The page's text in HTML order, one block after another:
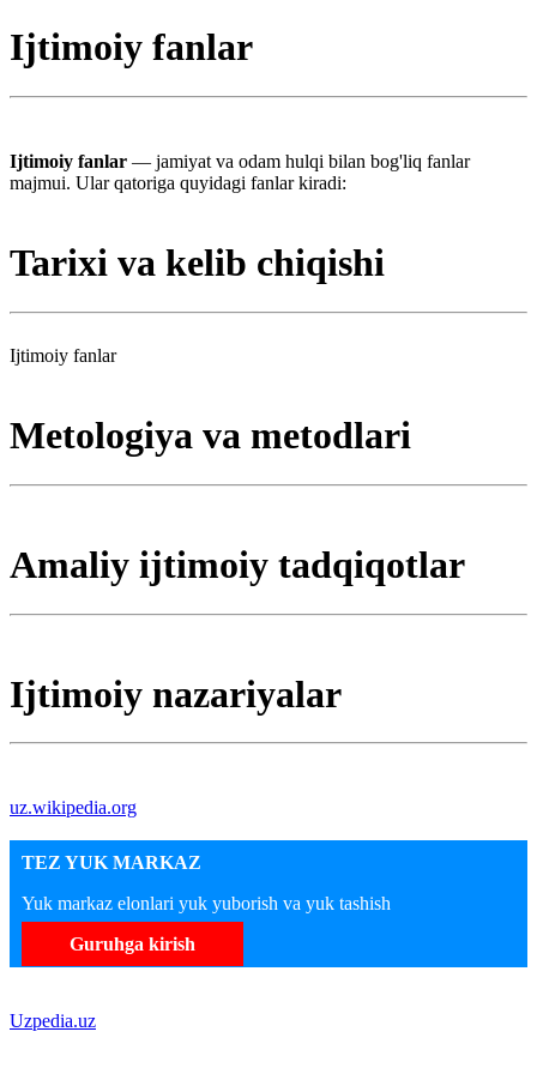
Ijtimoiy fanlar
Ijtimoiy fanlar — jamiyat va odam hulqi bilan bog'liq fanlar
majmui. Ular qatoriga quyidagi fanlar kiradi:
Tarixi va kelib chiqishi
Ijtimoiy fanlar
Metologiya va metodlari
Amaliy ijtimoiy tadqiqotlar
Ijtimoiy nazariyalar
uz.wikipedia.org
TEZ YUK MARKAZ
Yuk markaz elonlari yuk yuborish va yuk tashish
Guruhga kirish
Uzpedia.uz